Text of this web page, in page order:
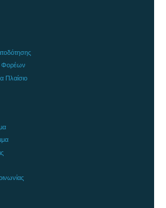
Φορέων
Πλαίσιο